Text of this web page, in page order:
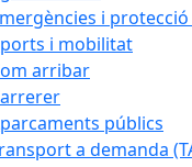
i protecció
i mobilitat
arribar
públics
a demanda